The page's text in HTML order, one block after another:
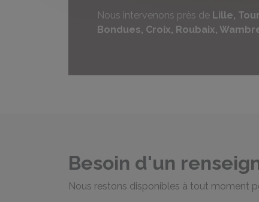
Nous intervenons près de Lille,
Bondues, Croix, Roubaix,
Besoin d'un
Nous restons disponibles à tout moment